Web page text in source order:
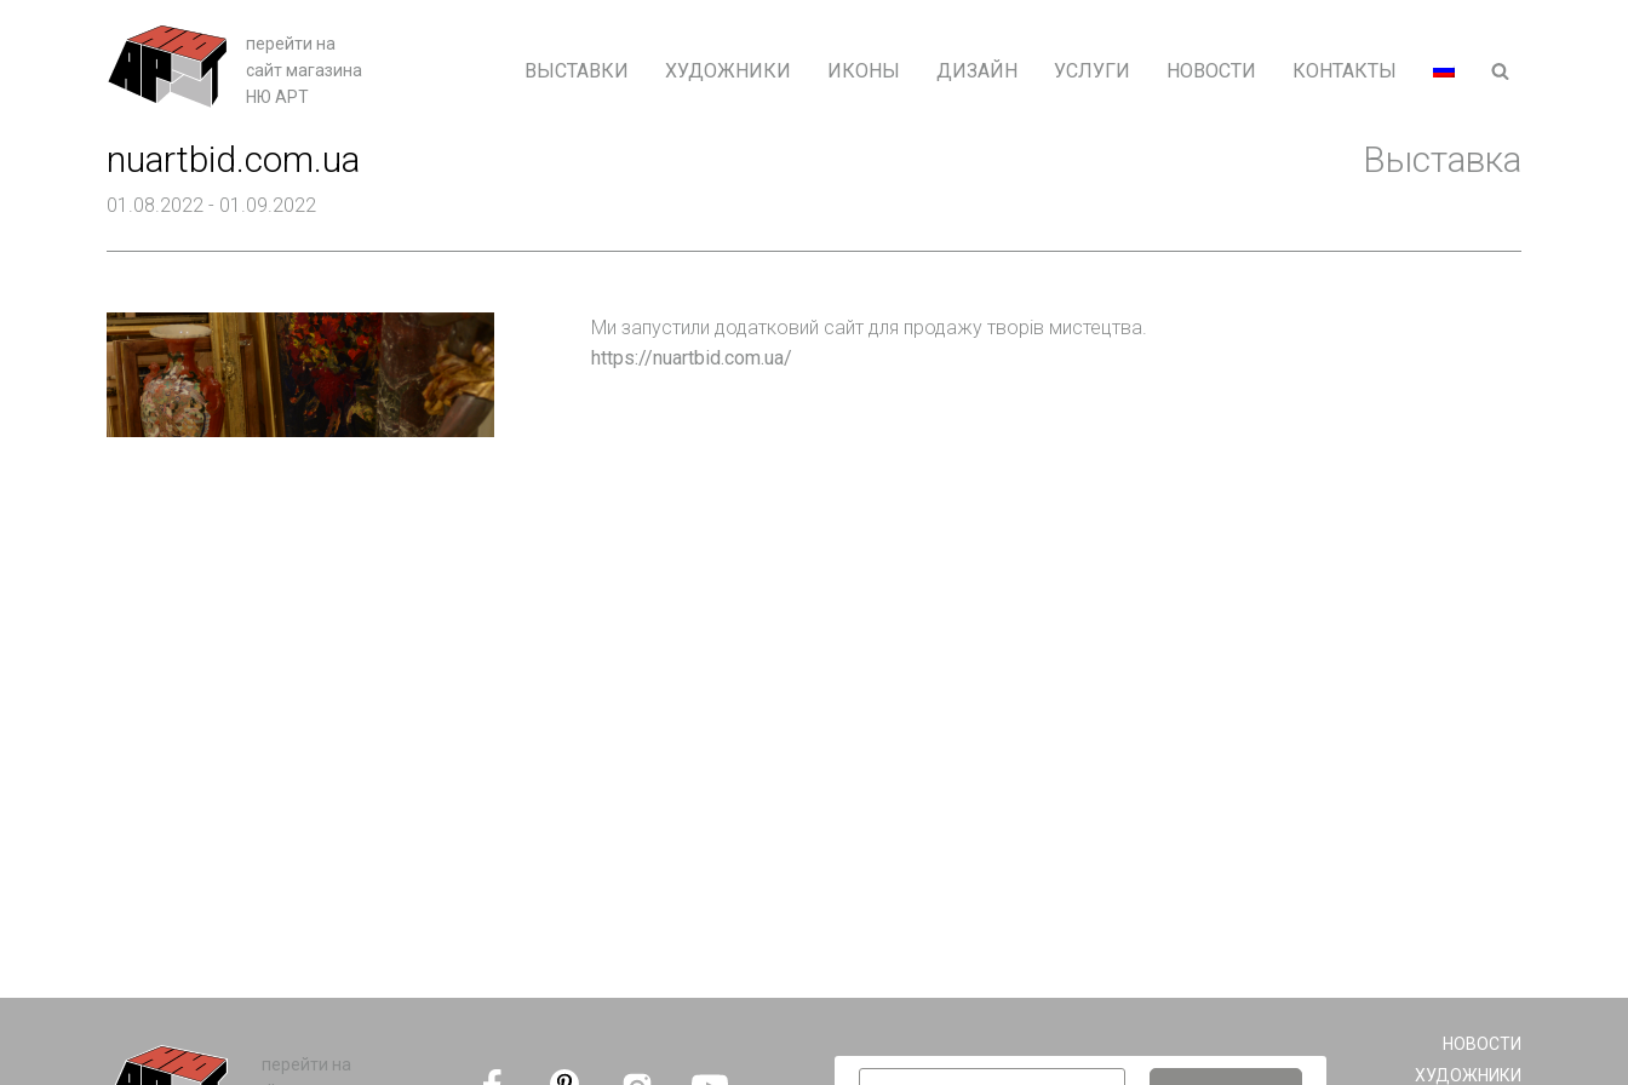
перейти на
сайт магазина
НЮ АРТ
ВЫСТАВКИ ХУДОЖНИКИ ИКОНЫ ДИЗАЙН УСЛУГИ НОВОСТИ КОНТАКТЫ
nuartbid.com.ua Выставка
01.08.2022 - 01.09.2022
Ми запустили додатковий сайт для продажу творів мистецтва.
https://nuartbid.com.ua/
перейти на
НОВОСТИ
ХУДОЖНИКИ